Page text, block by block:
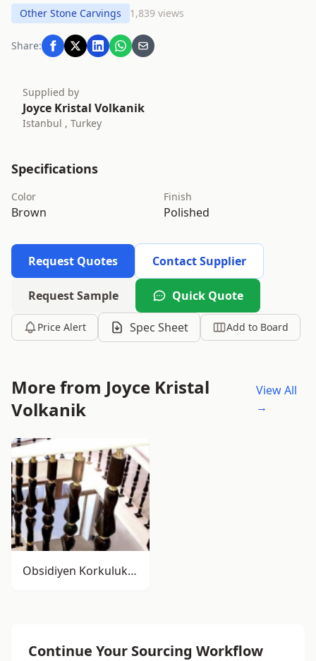
Other Stone Carvings 1,839 views
Share:
Supplied by
Joyce Kristal Volkanik
Istanbul , Turkey
Specifications
Color
Brown
Finish
Polished
Request Quotes Contact Supplier
Request Sample Quick Quote
Price Alert Spec Sheet Add to Board
More from Joyce Kristal
Volkanik
View All
→
Obsidiyen Korkuluklar
Continue Your Sourcing Workflow